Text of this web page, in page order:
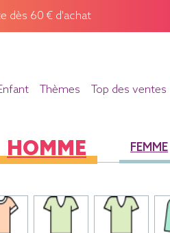
dès 60 € d'achat
Thèmes Top des ventes
HOMME FEMME